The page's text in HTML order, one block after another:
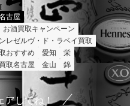
古屋
お酒買取キャンペーン
レゼルヴ・ド・ラベイ買取
おすすめ 愛知
栄
取名古屋 金山 錦
アしてね！